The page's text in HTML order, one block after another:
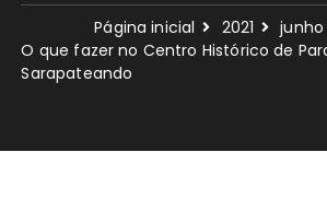
Página inicial 2021 junho
O que fazer no Centro Histórico de
Sarapateando